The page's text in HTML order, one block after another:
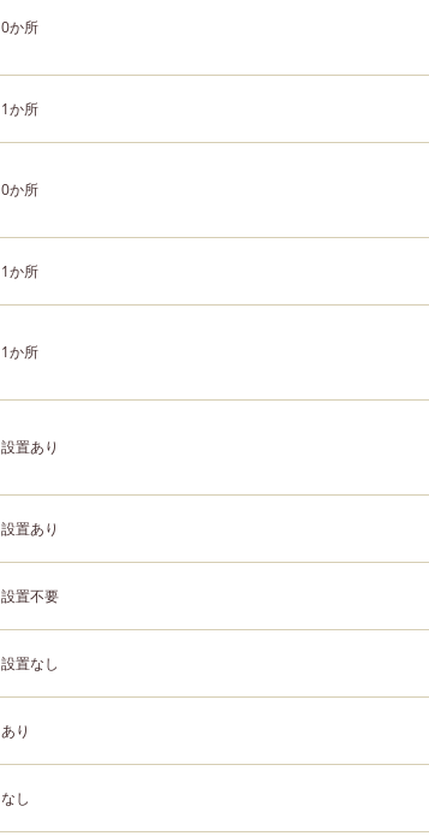
0か所
1か所
0か所
1か所
1か所
設置あり
設置あり
設置不要
設置なし
あり
なし